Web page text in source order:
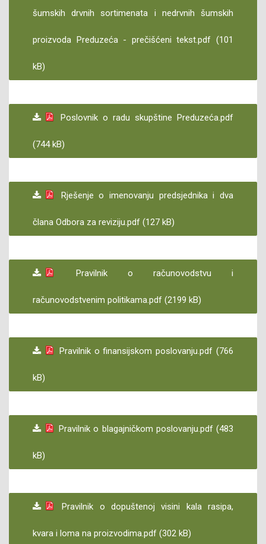
šumskih drvnih sortimenata i nedrvnih šumskih
proizvoda Preduzeća - prečišćeni tekst.pdf (101
kB)
Poslovnik o radu skupštine Preduzeća.pdf
(744 kB)
Rješenje o imenovanju predsjednika i dva
člana Odbora za reviziju.pdf (127 kB)
Pravilnik o računovodstvu i
računovodstvenim politikama.pdf (2199 kB)
Pravilnik o finansijskom poslovanju.pdf (766
kB)
Pravilnik o blagajničkom poslovanju.pdf (483
kB)
Pravilnik o dopuštenoj visini kala rasipa,
kvara i loma na proizvodima.pdf (302 kB)